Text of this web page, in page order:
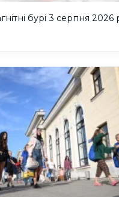
бурі 3 серпня 2026